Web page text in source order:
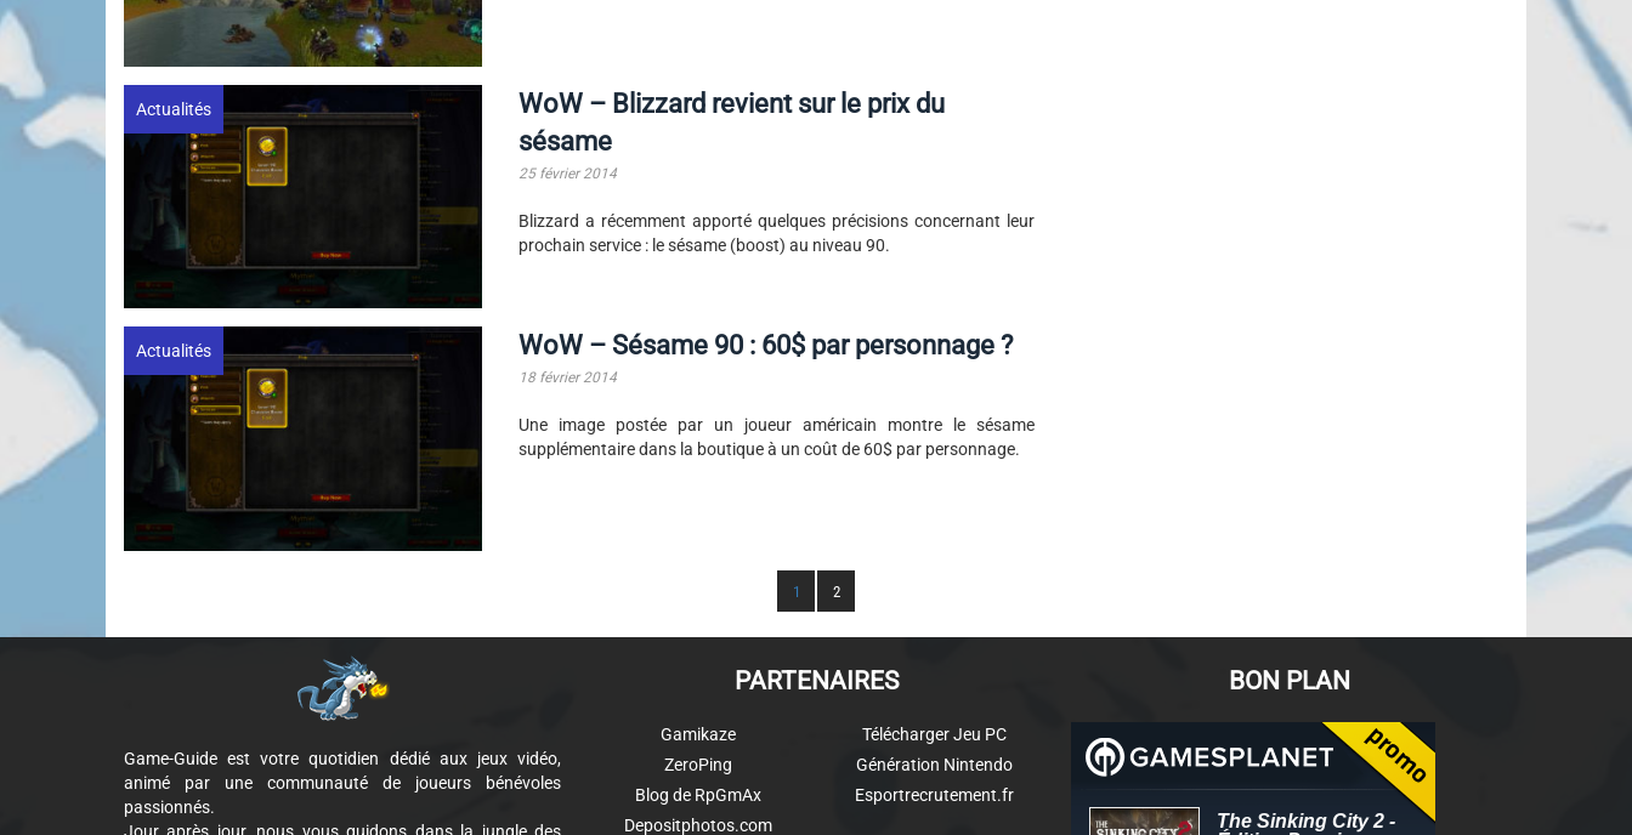
Actualités
WoW – Blizzard revient sur le prix du
sésame
25 février 2014
Blizzard a récemment apporté quelques précisions concernant leur
prochain service : le sésame (boost) au niveau 90.
Actualités WoW – Sésame 90 : 60$ par personnage ?
18 février 2014
Une image postée par un joueur américain montre le sésame
supplémentaire dans la boutique à un coût de 60$ par personnage.
1 2
Game-Guide est votre quotidien dédié aux jeux vidéo,
animé par une communauté de joueurs bénévoles
passionnés.
Jour après jour, nous vous guidons dans la jungle des
PARTENAIRES
Gamikaze
ZeroPing
Blog de RpGmAx
Depositphotos.com
Télécharger Jeu PC
Génération Nintendo
Esportrecrutement.fr
BON PLAN